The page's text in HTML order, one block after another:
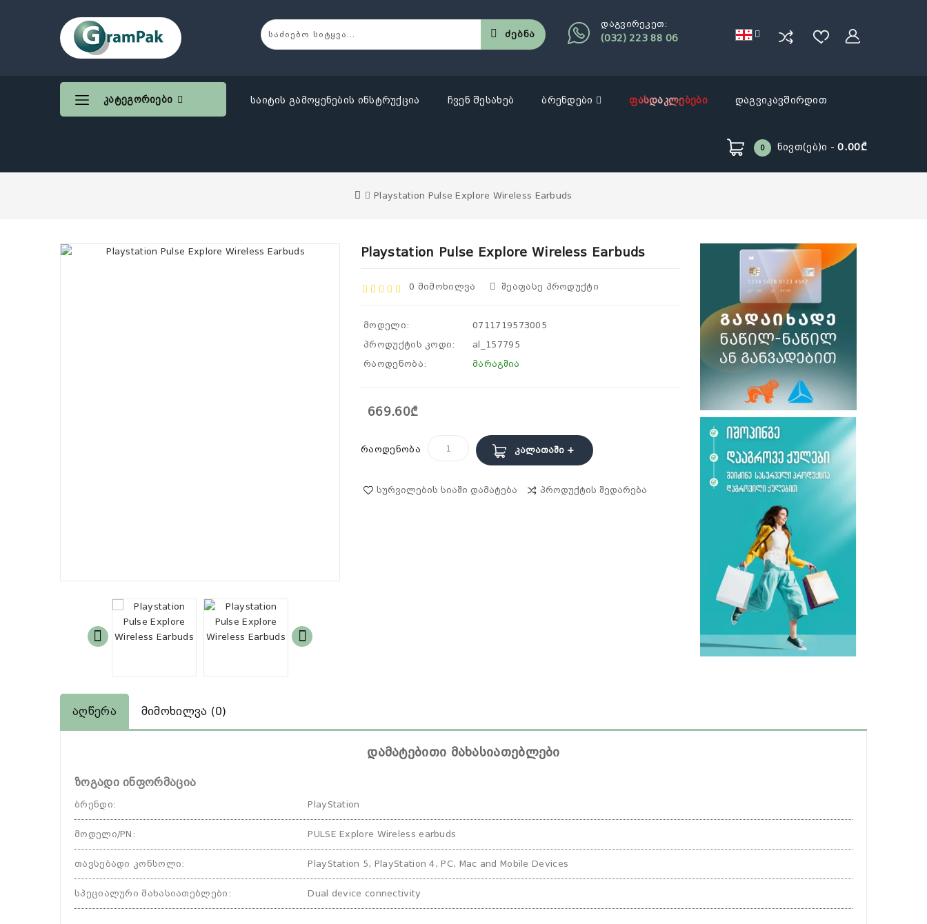
დაგვირეკეთ:
(032) 223 88 06
Ძებნა
Კატეგორიები საიტის გამოყენების ინსტრუქცია ჩვენ შესახებ ბრენდები ფასდაკლებები დაგვიკავშირდით
0 Ნივთ(ებ)ი -0.00₾
Playstation Pulse Explore Wireless Earbuds
Playstation Pulse Explore Wireless Earbuds
0 Მიმოხილვა Შეაფასე Პროდუქტი
მოდელი:
0711719573005
პროდუქტის კოდი:
al_157795
რაოდენობა:
მარაგშია
669.60₾
რაოდენობა Კალათაში +
Სურვილების Სიაში Დამატება Პროდუქტის Შედარება
Აღწერა Მიმოხილვა (0)
დამატებითი მახასიათებლები
ზოგადი ინფორმაცია
ბრენდი: PlayStation
მოდელი/PN : PULSE Explore Wireless earbuds
თავსებადი კონსოლი: PlayStation 5, PlayStation 4, PC, Mac and Mobile Devices
სპეციალური მახასიათებლები : Dual device connectivity